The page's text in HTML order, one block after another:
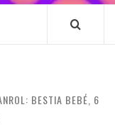
BESTIA BEBÉ, 6